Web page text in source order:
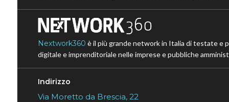
Nextwork360 è il più grande network in Italia di testate e
digitale e imprenditoriale nelle imprese e pubbliche
Indirizzo
Via Moretto da Brescia, 22